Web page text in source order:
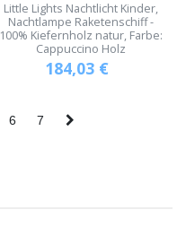
Little Lights Nachtlicht Kinder,
Nachtlampe Raketenschiff -
100% Kiefernholz natur, Farbe:
Cappuccino Holz
184,03 €
6 7